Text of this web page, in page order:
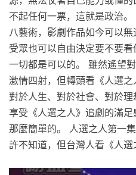
不起任何一票，這就是政治
八藝術，影劇作品如今可以
受眾也可以自由決定要不要看
一切都是可以的。 雖然遙望
激情四射，但轉頭看《人選
對於人生、對於社會、對於理
享受《人選之人》追劇的滿
那麼簡單的。 人選之人第一
許不知道，但台灣人看《人選